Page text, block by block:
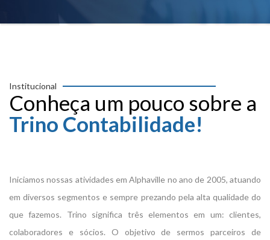
Institucional
Conheça um pouco sobre a
Trino Contabilidade!
Iniciamos nossas atividades em Alphaville no ano de 2005, atuando
em diversos segmentos e sempre prezando pela alta qualidade do
que fazemos. Trino significa três elementos em um: clientes,
colaboradores e sócios. O objetivo de sermos parceiros de